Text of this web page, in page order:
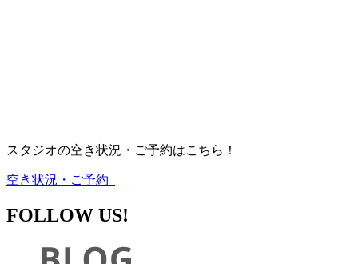
スタジオの空き状況・ご予約はこちら！
空き状況・ご予約
FOLLOW US!